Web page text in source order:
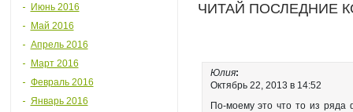
Июнь 2016
Май 2016
Апрель 2016
Март 2016
Февраль 2016
Январь 2016
ЧИТАЙ ПОСЛЕДНИЕ
Юлия:
Октябрь 22, 2013 в 14:52
По-моему это что то из ряда